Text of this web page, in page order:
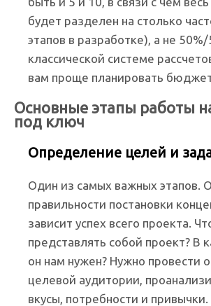
будет разделен на столько
этапов в разработке), а не 50%/
классической системе
вам проще планировать
Основные этапы работы
под ключ
Определение целей и
Один из самых важных этапов.
правильности постановки
зависит успех всего проекта.
представлять собой проект? В
он нам нужен? Нужно провести
целевой аудитории,
вкусы, потребности и